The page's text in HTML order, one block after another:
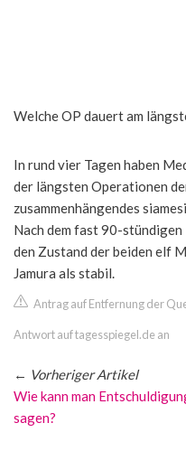
Welche OP dauert am
In rund vier Tagen haben
der längsten Operationen
zusammenhängendes
Nach dem fast 90-
den Zustand der beiden elf
Jamura als stabil.
Antrag auf Entfernung der
Antwort auf tagesspiegel.de an
← Vorheriger Artikel
Wie kann man
sagen?